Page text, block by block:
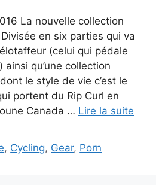
La nouvelle collection
en six parties qui va
(celui qui pédale
qu’une collection
le style de vie c’est le
portent du Rip Curl en
Canada … Lire la suite
, Cycling, Gear, Porn